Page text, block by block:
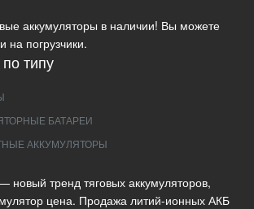
аккумуляторы в наличии! Вы можете
на погрузчики.
типу
БАТАРЕИ
АККУМУЛЯТОРЫ
новый тренд тяговых аккумуляторов,
цена. Продажа литий-ионных АКБ